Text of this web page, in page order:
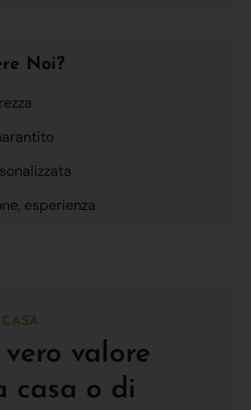
Noi?
esperienza
valore
casa o di